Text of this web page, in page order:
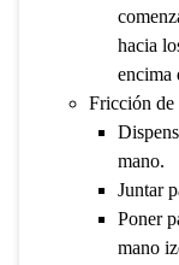
hacia
encima
Fricción de
mano.
Juntar
Poner
mano